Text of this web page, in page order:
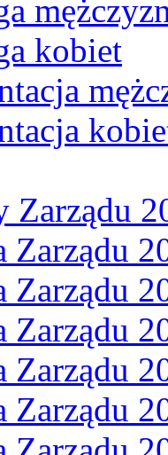
kobiet
Zarządu
Zarządu
Zarządu
Zarządu
Zarządu
Zarządu